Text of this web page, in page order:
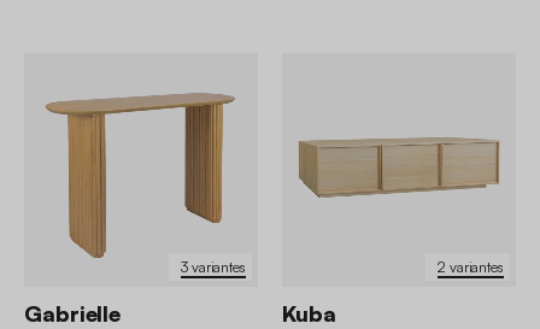
3 variantes
Gabrielle
2 variantes
Kuba